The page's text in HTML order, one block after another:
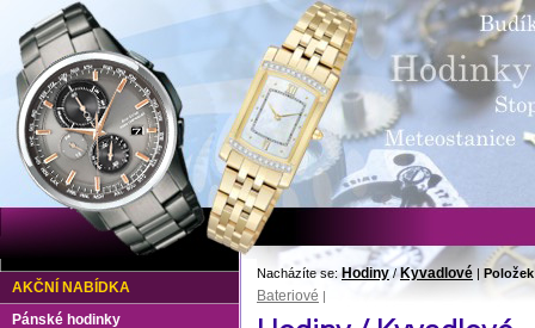
Nacházíte se: Hodiny / Kyvadlové |
Bateriové |
AKČNÍ NABÍDKA
Pánské hodinky